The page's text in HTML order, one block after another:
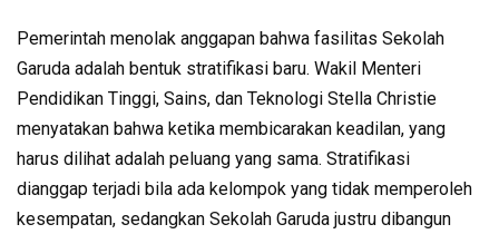
Pemerintah menolak anggapan bahwa fasilitas Sekolah
Garuda adalah bentuk stratifikasi baru. Wakil Menteri
Pendidikan Tinggi, Sains, dan Teknologi Stella Christie
menyatakan bahwa ketika membicarakan keadilan, yang
harus dilihat adalah peluang yang sama. Stratifikasi
dianggap terjadi bila ada kelompok yang tidak memperoleh
kesempatan, sedangkan Sekolah Garuda justru dibangun